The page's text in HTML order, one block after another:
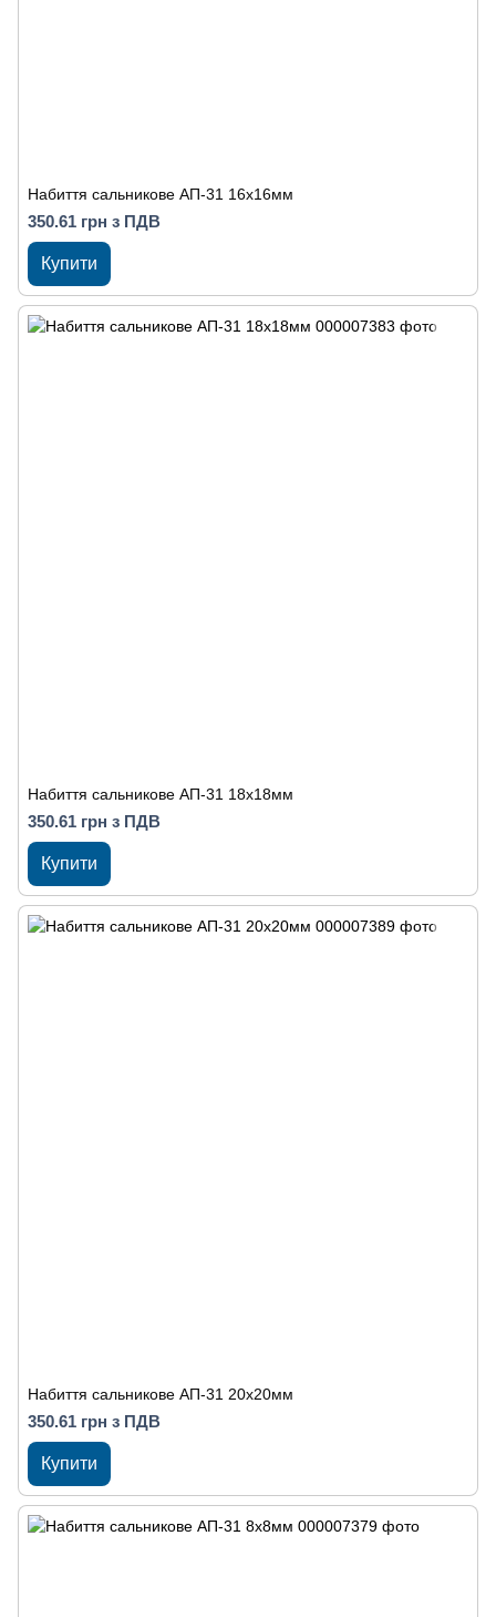
Набиття сальникове АП-31 16х16мм
350.61 грн з ПДВ
Купити
Набиття сальникове АП-31 18х18мм
350.61 грн з ПДВ
Купити
Набиття сальникове АП-31 20х20мм
350.61 грн з ПДВ
Купити